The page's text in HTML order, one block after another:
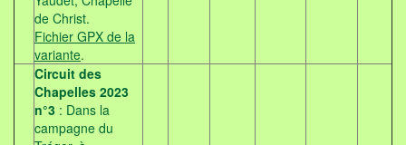
de Christ.
Fichier GPX de la
variante.
Circuit des
Chapelles 2023
n°3 : Dans la
campagne du